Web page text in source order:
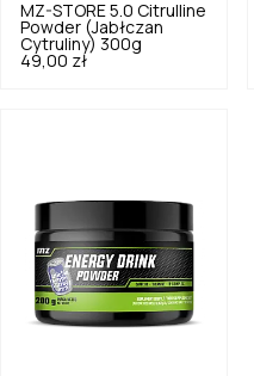
MZ-STORE 5.0 Citrulline
Powder (Jabłczan
Cytruliny) 300g
49,00 zł